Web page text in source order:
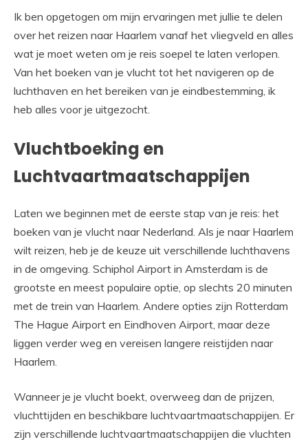
Ik ben opgetogen om mijn ervaringen met jullie te delen
over het reizen naar Haarlem vanaf het vliegveld en alles
wat je moet weten om je reis soepel te laten verlopen.
Van het boeken van je vlucht tot het navigeren op de
luchthaven en het bereiken van je eindbestemming, ik
heb alles voor je uitgezocht.
Vluchtboeking en
Luchtvaartmaatschappijen
Laten we beginnen met de eerste stap van je reis: het
boeken van je vlucht naar Nederland. Als je naar Haarlem
wilt reizen, heb je de keuze uit verschillende luchthavens
in de omgeving. Schiphol Airport in Amsterdam is de
grootste en meest populaire optie, op slechts 20 minuten
met de trein van Haarlem. Andere opties zijn Rotterdam
The Hague Airport en Eindhoven Airport, maar deze
liggen verder weg en vereisen langere reistijden naar
Haarlem.
Wanneer je je vlucht boekt, overweeg dan de prijzen,
vluchttijden en beschikbare luchtvaartmaatschappijen. Er
zijn verschillende luchtvaartmaatschappijen die vluchten